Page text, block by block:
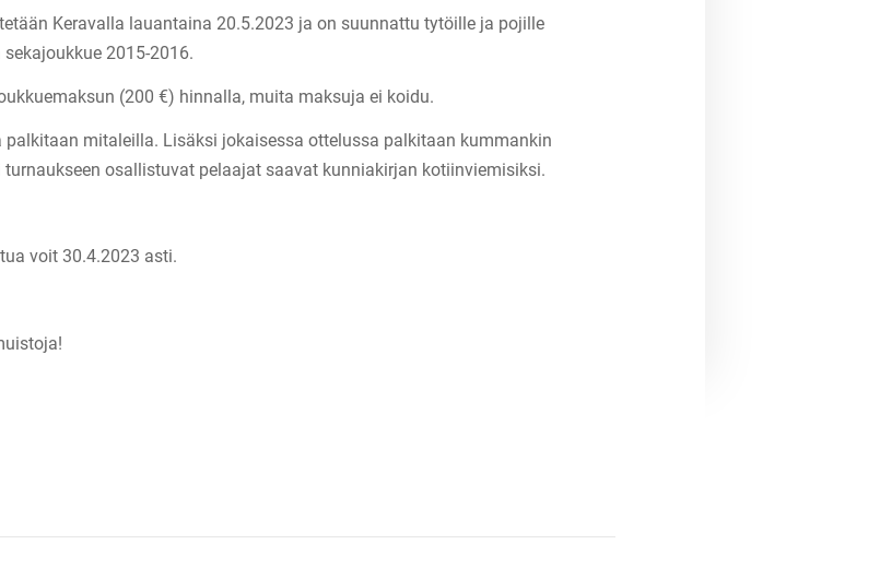
Keravalla lauantaina 20.5.2023 ja on suunnattu tytöille ja pojille
2015-2016.
(200 €) hinnalla, muita maksuja ei koidu.
mitaleilla. Lisäksi jokaisessa ottelussa palkitaan kummankin
osallistuvat pelaajat saavat kunniakirjan kotiinviemisiksi.
voit 30.4.2023 asti.